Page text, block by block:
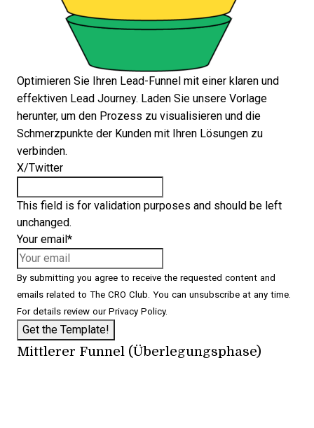
Optimieren Sie Ihren Lead-Funnel mit einer klaren und
effektiven Lead Journey. Laden Sie unsere Vorlage
herunter, um den Prozess zu visualisieren und die
Schmerzpunkte der Kunden mit Ihren Lösungen zu
verbinden.
X/Twitter
This field is for validation purposes and should be left
unchanged.
Your email *
By submitting you agree to receive the requested content and
emails related to The CRO Club. You can unsubscribe at any time.
For details review our Privacy Policy.
Mittlerer Funnel (Überlegungsphase)